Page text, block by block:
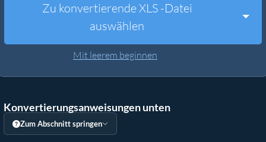
Zu konvertierende XLS -Datei
auswählen
Mit leerem beginnen
Konvertierungsanweisungen unten
Zum Abschnitt springen